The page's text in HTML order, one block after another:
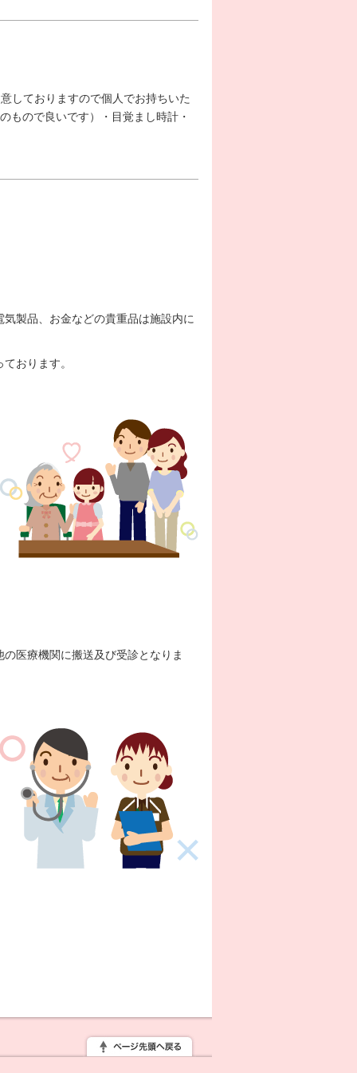
しておりますので個人でお持ちいた
もので良いです）・目覚まし時計・
製品、お金などの貴重品は施設内に
おります。
医療機関に搬送及び受診となりま